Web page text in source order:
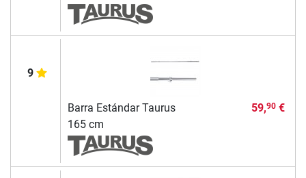
9
Barra Estándar Taurus
165 cm
59,90€